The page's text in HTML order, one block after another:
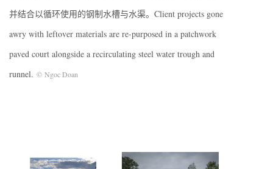
并结合以循环使用的钢制水槽与水渠。Client projects gone
awry with leftover materials are re-purposed in a patchwork
paved court alongside a recirculating steel water trough and
runnel. © Ngoc Doan